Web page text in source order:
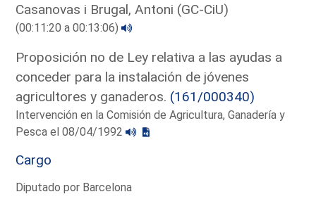
Casanovas i Brugal, Antoni (GC-CiU)
(00:11:20 a 00:13:06)
Proposición no de Ley relativa a las ayudas a
conceder para la instalación de jóvenes
agricultores y ganaderos. (161/000340)
Intervención en la Comisión de Agricultura, Ganadería y
Pesca el 08/04/1992
Cargo
Diputado por Barcelona